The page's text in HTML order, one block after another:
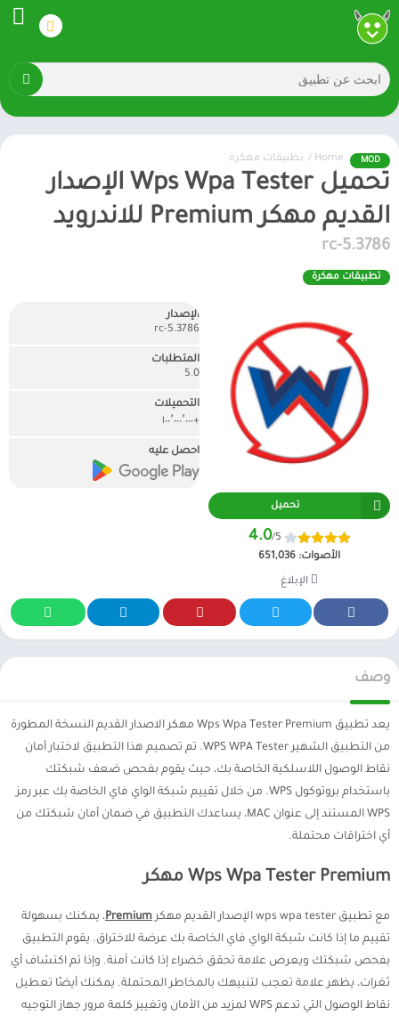
MOD
Home
/ تطبيقات مهكرة
تحميل Wps Wpa Tester الإصدار
القديم مهكر Premium للاندرويد
rc-5.3786
تطبيقات مهكرة
تحميل
4.0/5
الأصوات: 651,036
الإبلاغ
الإصدار
rc-5.3786
المتطلبات
5.0
التحميلات
+١٠٠٬٠٠٠٬٠٠٠
احصل عليه
وصف
يعد تطبيق Wps Wpa Tester Premium مهكر الاصدار القديم النسخة المطورة
من التطبيق الشهير WPS WPA Tester. تم تصميم هذا التطبيق لاختبار أمان
نقاط الوصول اللاسلكية الخاصة بك، حيث يقوم بفحص ضعف شبكتك
باستخدام بروتوكول WPS. من خلال تقييم شبكة الواي فاي الخاصة بك عبر رمز
WPS المستند إلى عنوان MAC، يساعدك التطبيق في ضمان أمان شبكتك من
أي اختراقات محتملة.
Wps Wpa Tester Premium مهكر
مع تطبيق wps wpa tester الإصدار القديم مهكر Premium، يمكنك بسهولة
تقييم ما إذا كانت شبكة الواي فاي الخاصة بك عرضة للاختراق. يقوم التطبيق
بفحص شبكتك ويعرض علامة تحقق خضراء إذا كانت آمنة. وإذا تم اكتشاف أي
ثغرات، يظهر علامة تعجب لتنبيهك بالمخاطر المحتملة. يمكنك أيضًا تعطيل
نقاط الوصول التي تدعم WPS لمزيد من الأمان وتغيير كلمة مرور جهاز التوجيه